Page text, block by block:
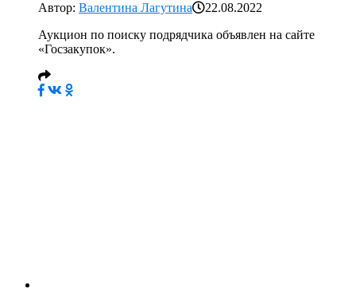
Автор: Валентина Лагутина
22.08.2022
Аукцион по поиску подрядчика объявлен на сайте
«Госзакупок».